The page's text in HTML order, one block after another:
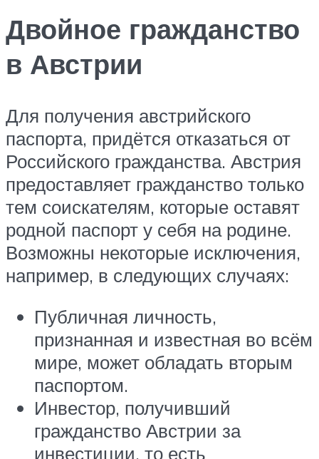
Двойное гражданство
в Австрии
Для получения австрийского
паспорта, придётся отказаться от
Российского гражданства. Австрия
предоставляет гражданство только
тем соискателям, которые оставят
родной паспорт у себя на родине.
Возможны некоторые исключения,
например, в следующих случаях:
Публичная личность,
признанная и известная во всём
мире, может обладать вторым
паспортом.
Инвестор, получивший
гражданство Австрии за
инвестиции, то есть